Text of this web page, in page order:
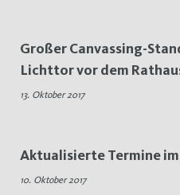
Canvassing
Großer Canvassing-
Lichttor vor dem
13. Oktober 2017
Aktualisierte Termine
10. Oktober 2017